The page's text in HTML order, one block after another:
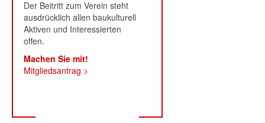
Der Beitritt zum Verein steht
ausdrücklich allen baukulturell
Aktiven und Interessierten
offen.
Machen Sie mit!
Mitgliedsantrag >